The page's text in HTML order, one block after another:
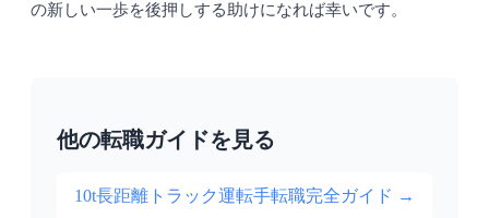
の新しい一歩を後押しする助けになれば幸いです。
他の転職ガイドを見る
10t長距離トラック運転手転職完全ガイド →